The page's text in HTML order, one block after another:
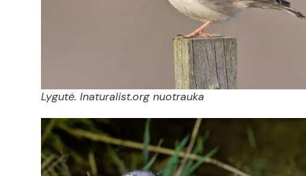
Lygutė. Inaturalist.org nuotrauka